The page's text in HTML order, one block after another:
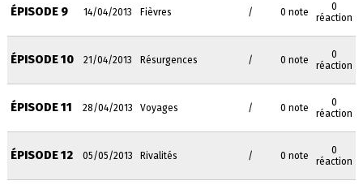
ÉPISODE 9 14/04/2013 Fièvres / 0 note
0
réaction
ÉPISODE 10 21/04/2013 Résurgences / 0 note
0
réaction
ÉPISODE 11 28/04/2013 Voyages / 0 note
0
réaction
ÉPISODE 12 05/05/2013 Rivalités / 0 note
0
réaction